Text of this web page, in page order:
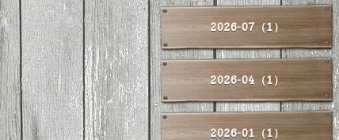
2026-07（1）
2026-04（1）
2026-01（1）